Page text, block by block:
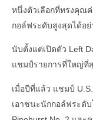
หนึ่งตัวเลือกที่ทรงคุณ
กอล์ฟระดับสูงสุดได้อย่
นับตั้งแต่เปิดตัว Left
แชมป์รายการที่ใหญ่ที่
เมื่อปีที่แล้ว แชมป์
เอาชนะนักกอล์ฟระดั